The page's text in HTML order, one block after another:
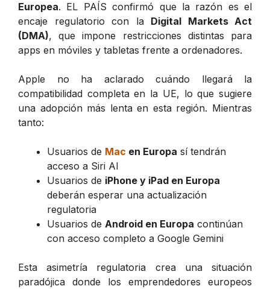
Europea. EL PAÍS confirmó que la razón es el
encaje regulatorio con la Digital Markets Act
(DMA), que impone restricciones distintas para
apps en móviles y tabletas frente a ordenadores.
Apple no ha aclarado cuándo llegará la
compatibilidad completa en la UE, lo que sugiere
una adopción más lenta en esta región. Mientras
tanto:
Usuarios de Mac en Europa sí tendrán
acceso a Siri AI
Usuarios de iPhone y iPad en Europa
deberán esperar una actualización
regulatoria
Usuarios de Android en Europa continúan
con acceso completo a Google Gemini
Esta asimetría regulatoria crea una situación
paradójica donde los emprendedores europeos